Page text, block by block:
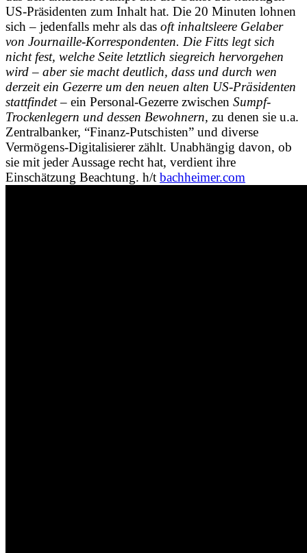
US-Präsidenten zum Inhalt hat. Die 20 Minuten lohnen
sich – jedenfalls mehr als das oft inhaltsleere Gelaber
von Journaille-Korrespondenten. Die Fitts legt sich
nicht fest, welche Seite letztlich siegreich hervorgehen
wird – aber sie macht deutlich, dass und durch wen
derzeit ein Gezerre um den neuen alten US-Präsidenten
stattfindet– ein Personal-Gezerre zwischen Sumpf-
Trockenlegern und dessen Bewohnern, zu denen sie u.a.
Zentralbanker, “Finanz-Putschisten” und diverse
Vermögens-Digitalisierer zählt. Unabhängig davon, ob
sie mit jeder Aussage recht hat, verdient ihre
Einschätzung Beachtung. h/t bachheimer.com